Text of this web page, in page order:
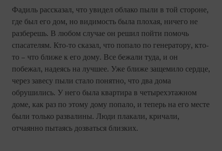
Фадиль рассказал, что увидел облако пыли в той стороне,
где был его дом, но видимость была плохая, ничего не
разберешь. В любом случае он решил пойти помочь
спасателям. Кто-то сказал, что попало по генератору, кто-
то – что ближе к его дому. Все бежали туда, и он
побежал, надеясь на лучшее. Уже ближе защемило сердце,
через завесу пыли стало понятно, что два дома
обрушились. У него была квартира в четырехэтажном
доме, как раз по этому дому попало, и теперь на его месте
были только развалины. Люди плакали, кричали,
отчаянно пытаясь дозваться близких.